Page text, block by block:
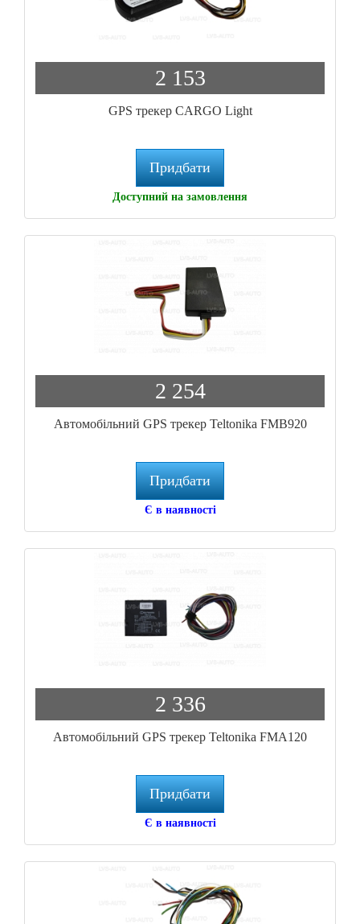
2 153
GPS трекер CARGO Light
Придбати
Доступний на замовлення
2 254
Автомобільний GPS трекер Teltonika FMB920
Придбати
Є в наявності
2 336
Автомобільний GPS трекер Teltonika FMA120
Придбати
Є в наявності